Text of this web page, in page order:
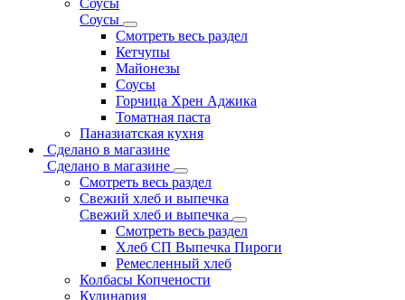
Соусы
Соусы
Смотреть весь раздел
Кетчупы
Майонезы
Соусы
Горчица Хрен Аджика
Томатная паста
Паназиатская кухня
Сделано в магазине
Сделано в магазине
Смотреть весь раздел
Свежий хлеб и выпечка
Свежий хлеб и выпечка
Смотреть весь раздел
Хлеб СП Выпечка Пироги
Ремесленный хлеб
Колбасы Копчености
Кулинария